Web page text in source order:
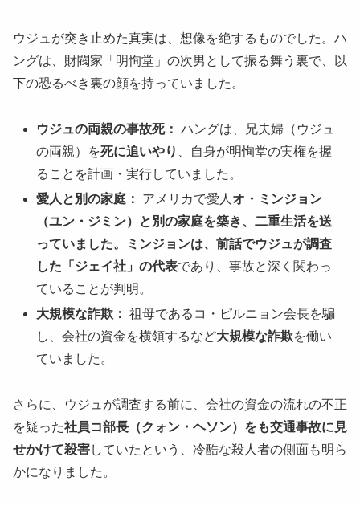
ウジュが突き止めた真実は、想像を絶するものでした。ハ
ングは、財閥家「明恂堂」の次男として振る舞う裏で、以
下の恐るべき裏の顔を持っていました。
ウジュの両親の事故死： ハングは、兄夫婦（ウジュ
の両親）を死に追いやり
、自身が明恂堂の実権を握
ることを計画・実行していました。
愛人と別の家庭：
アメリカで愛人 オ・ミンジョン
（ユン・ジミン）と別の家庭を築き、二重生活を送
っていました。ミンジョンは、前話でウジュが調査
した「ジェイ社」の代表であり、事故と深く関わっ
ていることが判明。
大規模な詐欺： 祖母であるコ・ピルニョン会長を騙
し、会社の資金を横領するなど大規模な詐欺を働い
ていました。
さらに、ウジュが調査する前に、会社の資金の流れの不正
を疑った社員コ部長（クォン・ヘソン）をも交通事故に見
せかけて殺害していたという、冷酷な殺人者の側面も明ら
かになりました。